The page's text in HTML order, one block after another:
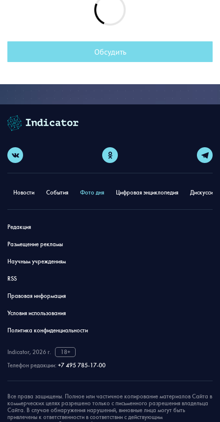
Обсудить
Новости События Фото дня Цифровая энциклопедия
Редакция
Размещение рекламы
Научным учреждениям
RSS
Правовая информация
Условия использования
Политика конфиденциальности
Indicator, 2026 г.
18+
Телефон редакции: +7 495 785-17-00
Все права защищены. Полное или частичное копирование материалов Сайта в
коммерческих целях разрешено только с письменного разрешения владельца
Сайта. В случае обнаружения нарушений, виновные лица могут быть
привлечены к ответственности в соответствии с действующим